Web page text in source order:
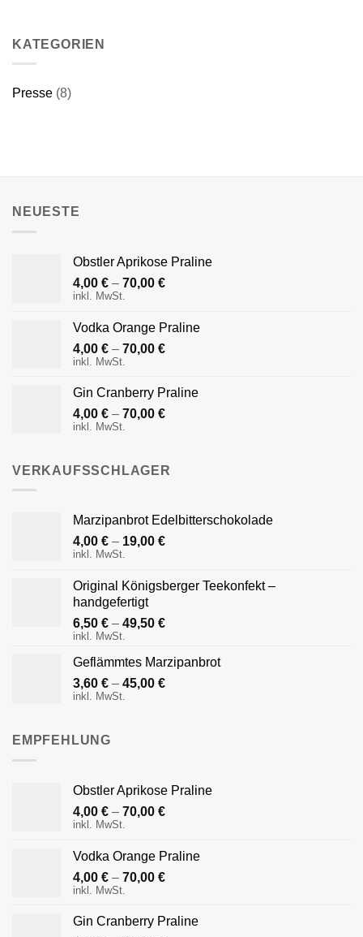
KATEGORIEN
Presse (8)
NEUESTE
Obstler Aprikose Praline
4,00 € – 70,00 €
inkl. MwSt.
Vodka Orange Praline
4,00 € – 70,00 €
inkl. MwSt.
Gin Cranberry Praline
4,00 € – 70,00 €
inkl. MwSt.
VERKAUFSSCHLAGER
Marzipanbrot Edelbitterschokolade
4,00 € – 19,00 €
inkl. MwSt.
Original Königsberger Teekonfekt –
handgefertigt
6,50 € – 49,50 €
inkl. MwSt.
Geflämmtes Marzipanbrot
3,60 € – 45,00 €
inkl. MwSt.
EMPFEHLUNG
Obstler Aprikose Praline
4,00 € – 70,00 €
inkl. MwSt.
Vodka Orange Praline
4,00 € – 70,00 €
inkl. MwSt.
Gin Cranberry Praline